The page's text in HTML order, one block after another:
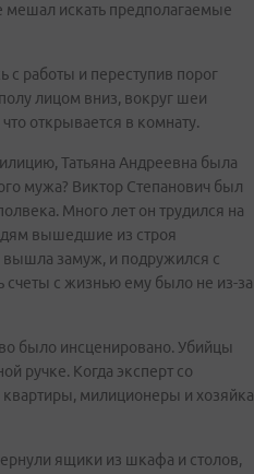
мешал искать предполагаемые
с работы и переступив порог
лицом вниз, вокруг шеи
открывается в комнату.
Татьяна Андреевна была
мужа? Виктор Степанович был
Много лет он трудился на
вышедшие из строя
вышла замуж, и подружился с
счеты с жизнью ему было не из-за
было инсценировано. Убийцы
ручке. Когда эксперт со
квартиры, милиционеры и хозяйка
ящики из шкафа и столов,